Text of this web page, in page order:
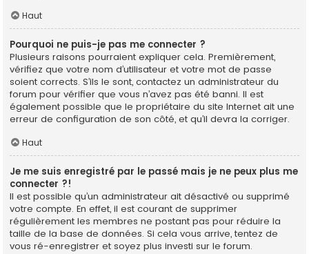
Haut
Pourquoi ne puis-je pas me connecter ?
Plusieurs raisons pourraient expliquer cela. Premièrement,
vérifiez que votre nom d’utilisateur et votre mot de passe
soient corrects. S’ils le sont, contactez un administrateur du
forum pour vérifier que vous n’avez pas été banni. Il est
également possible que le propriétaire du site Internet ait une
erreur de configuration de son côté, et qu’il devra la corriger.
Haut
Je me suis enregistré par le passé mais je ne peux plus me
connecter ?!
Il est possible qu’un administrateur ait désactivé ou supprimé
votre compte. En effet, il est courant de supprimer
régulièrement les membres ne postant pas pour réduire la
taille de la base de données. Si cela vous arrive, tentez de
vous ré-enregistrer et soyez plus investi sur le forum.